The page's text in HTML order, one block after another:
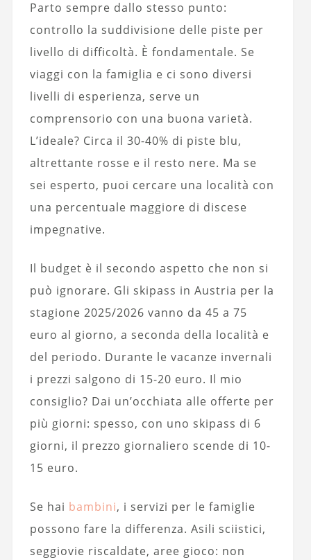
Parto sempre dallo stesso punto:
controllo la suddivisione delle piste per
livello di difficoltà. È fondamentale. Se
viaggi con la famiglia e ci sono diversi
livelli di esperienza, serve un
comprensorio con una buona varietà.
L’ideale? Circa il 30-40% di piste blu,
altrettante rosse e il resto nere. Ma se
sei esperto, puoi cercare una località con
una percentuale maggiore di discese
impegnative.
Il budget è il secondo aspetto che non si
può ignorare. Gli skipass in Austria per la
stagione 2025/2026 vanno da 45 a 75
euro al giorno, a seconda della località e
del periodo. Durante le vacanze invernali
i prezzi salgono di 15-20 euro. Il mio
consiglio? Dai un’occhiata alle offerte per
più giorni: spesso, con uno skipass di 6
giorni, il prezzo giornaliero scende di 10-
15 euro.
Se hai bambini, i servizi per le famiglie
possono fare la differenza. Asili sciistici,
seggiovie riscaldate, aree gioco: non